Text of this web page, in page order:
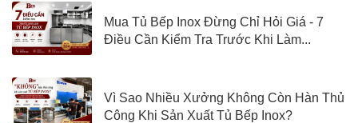
Mua Tủ Bếp Inox Đừng Chỉ Hỏi Giá - 7
Điều Cần Kiểm Tra Trước Khi Làm...
Vì Sao Nhiều Xưởng Không Còn Hàn Thủ
Công Khi Sản Xuất Tủ Bếp Inox?